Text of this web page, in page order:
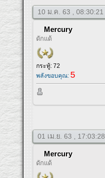
10 ม.ค. 63 , 08:30:21
Mercury
ดักแด้
กระทู้: 72
พลังขอบคุณ:5
01 เม.ย. 63 , 17:03:28
Mercury
ดักแด้